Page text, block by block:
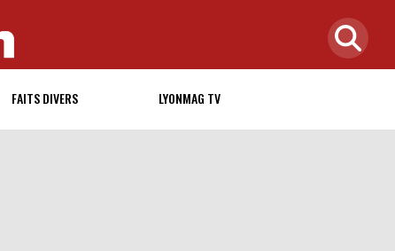
FAITS DIVERS LYONMAG TV